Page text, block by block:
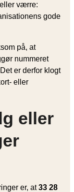
værre:
gode
på, at
nummeret
er derfor klogt
eller
eller
er, at33 28